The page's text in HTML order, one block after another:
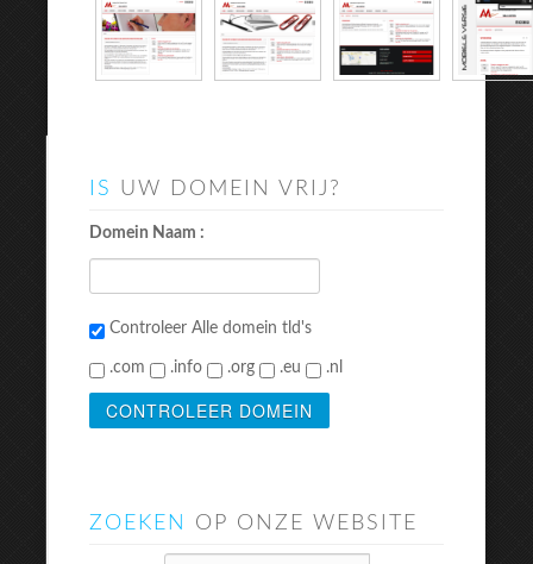
IS UW DOMEIN VRIJ?
Domein Naam :
Controleer Alle domein tld's
.com .info .org .eu .nl
ZOEKEN OP ONZE WEBSITE